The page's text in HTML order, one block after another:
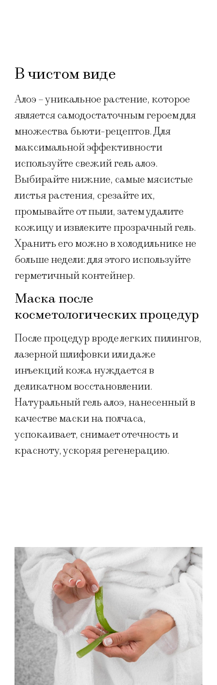
В чистом виде
Алоэ – уникальное растение, которое
является самодостаточным героем для
множества бьюти-рецептов. Для
максимальной эффективности
используйте свежий гель алоэ.
Выбирайте нижние, самые мясистые
листья растения, срезайте их,
промывайте от пыли, затем удалите
кожицу и извлеките прозрачный гель.
Хранить его можно в холодильнике не
больше недели: для этого используйте
герметичный контейнер.
Маска после
косметологических процедур
После процедур вроде легких пилингов,
лазерной шлифовки или даже
инъекций кожа нуждается в
деликатном восстановлении.
Натуральный гель алоэ, нанесенный в
качестве маски на полчаса,
успокаивает, снимает отечность и
красноту, ускоряя регенерацию.